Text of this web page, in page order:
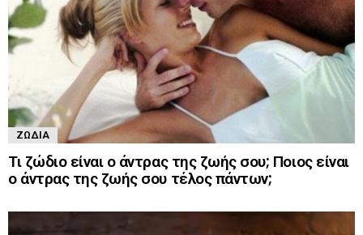
ΖΏΔΙΑ
Τι ζώδιο είναι ο άντρας της ζωής σου; Ποιος είναι
ο άντρας της ζωής σου τέλος πάντων;